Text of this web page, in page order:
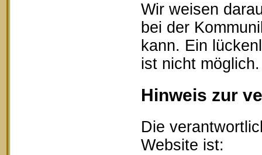
Wir weisen
bei der
kann. Ein
ist nicht möglich.
Hinweis zur
Die
Website ist: